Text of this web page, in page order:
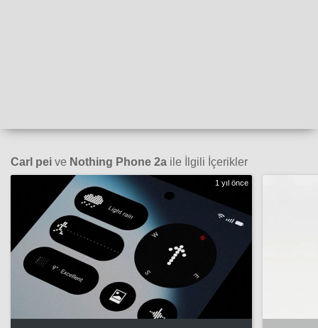
Carl pei ve Nothing Phone 2a ile İlgili İçerikler
1 yıl önce